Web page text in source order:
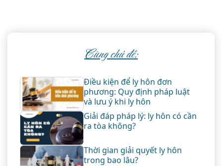
Cùng chủ đề:
Điều kiện để ly hôn đơn
phương: Quy định pháp luật
và lưu ý khi ly hôn
Giải đáp pháp lý: ly hôn có cần
ra tòa không?
Thời gian giải quyết ly hôn
trong bao lâu?